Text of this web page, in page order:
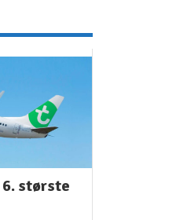
største